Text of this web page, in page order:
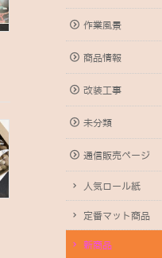
作業風景
商品情報
改装工事
未分類
通信販売ページ
人気ロール紙
定番マット商品
新商品